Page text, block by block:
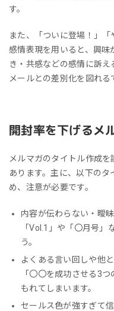
す。
また、「ついに登場！」
感情表現を用いると、興味
き・共感などの感情に訴
メールとの差別化を図れる
開封率を下げるメ
メルマガのタイトル作成
あります。主に、以下の
め、注意が必要です。
内容が伝わらない・曖
「Vol.1」や「〇月号」
う。
よくある言い回しや他
「〇〇を成功させる3
もれてしまいます。
セールス色が強すぎて